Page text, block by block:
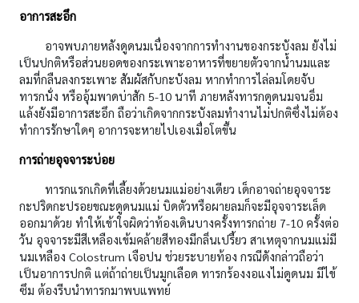
อาการสะอึก
อาจพบภายหลังดูดนมเนื่องจากการทำงานของกระบังลม ยังไม่
เป็นปกติหรือส่วนยอดของกระเพาะอาหารที่ขยายตัวจากน้ำนมและ
ลมที่กลืนลงกระเพาะ สัมผัสกับกะบังลม หากทำการไล่ลมโดยจับ
ทารกนั่ง หรืออุ้มพาดบ่าสัก 5-10 นาที ภายหลังทารกดูดนมจนอิ่ม
แล้งยังมีอาการสะอึก ถือว่าเกิดจากกระบังลมทำงานไม่ปกติซึ่งไม่ต้อง
ทำการรักษาใดๆ อาการจะหายไปเองเมื่อโตขึ้น
การถ่ายอุจจาระบ่อย
ทารกแรกเกิดที่เลี้ยงด้วยนมแม่อย่างเดียว เด็กอาจถ่ายอุจจาระ
กะปริดกะปรอยขณะดูดนมแม่ บิดตัวหรือผายลมก็จะมีอุจจาระเล็ด
ออกมาด้วย ทำให้เข้าใจผิดว่าท้องเดินบางครั้งทารกถ่าย 7-10 ครั้งต่อ
วัน อุจจาระมีสีเหลืองเข้มคล้ายสีทองมีกลิ่นเปรี้ยว สาเหตุจากนมแม่มี
นมเหลือง Colostrum เจือปน ช่วยระบายท้อง กรณีดังกล่าวถือว่า
เป็นอาการปกติ แต่ถ้าถ่ายเป็นมูกเลือด ทารกร้องงอแงไม่ดูดนม มีไข้
ซึม ต้องรีบนำทารกมาพบแพทย์